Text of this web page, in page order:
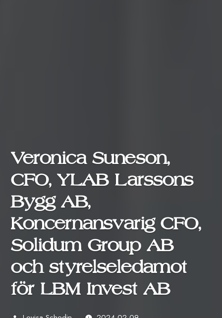
Veronica Suneson,
CFO, YLAB Larssons
Bygg AB,
Koncernansvarig CFO,
Solidum Group AB
och styrelseledamot
för LBM Invest AB